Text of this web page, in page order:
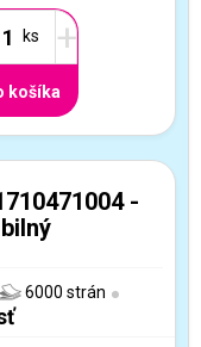
+
košíka
-
6000 strán